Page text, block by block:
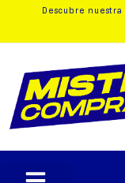
Descubre nuestra